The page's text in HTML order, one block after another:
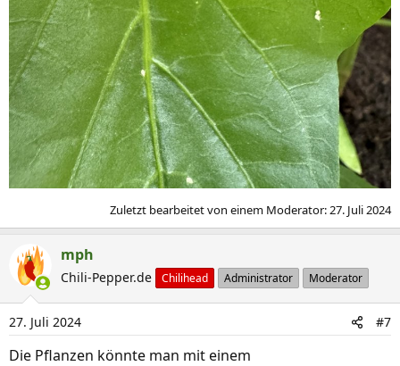
Zuletzt bearbeitet von einem Moderator:27. Juli 2024
mph
Chili-Pepper.de Chilihead Administrator Moderator
27. Juli 2024 #7
Die Pflanzen könnte man mit einem